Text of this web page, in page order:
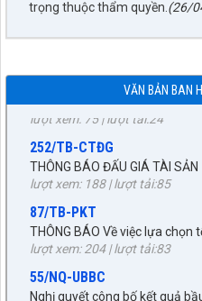
trọng thuộc thẩm quyền. (26/
VĂN BẢN BAN
lượt xem: 75 | lượt tải:24
lượt xem: 188 | lượt tải:85
87/TB-PKT
lượt xem: 204 | lượt tải:83
55/NQ-UBBC
người trúng cử đại biểu HĐND
2026 - 2031 theo từng đơn vị